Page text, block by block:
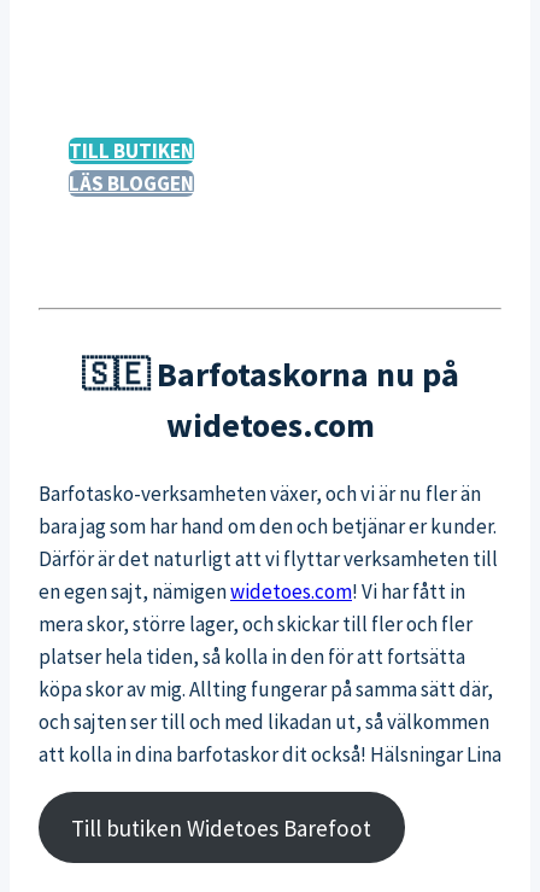
TILL BUTIKEN
LÄS BLOGGEN
🇸🇪 Barfotaskorna nu på
widetoes.com
Barfotasko-verksamheten växer, och vi är nu fler än
bara jag som har hand om den och betjänar er kunder.
Därför är det naturligt att vi flyttar verksamheten till
en egen sajt, nämigenwidetoes.com! Vi har fått in
mera skor, större lager, och skickar till fler och fler
platser hela tiden, så kolla in den för att fortsätta
köpa skor av mig. Allting fungerar på samma sätt där,
och sajten ser till och med likadan ut, så välkommen
att kolla in dina barfotaskor dit också! Hälsningar Lina
Till butiken Widetoes Barefoot